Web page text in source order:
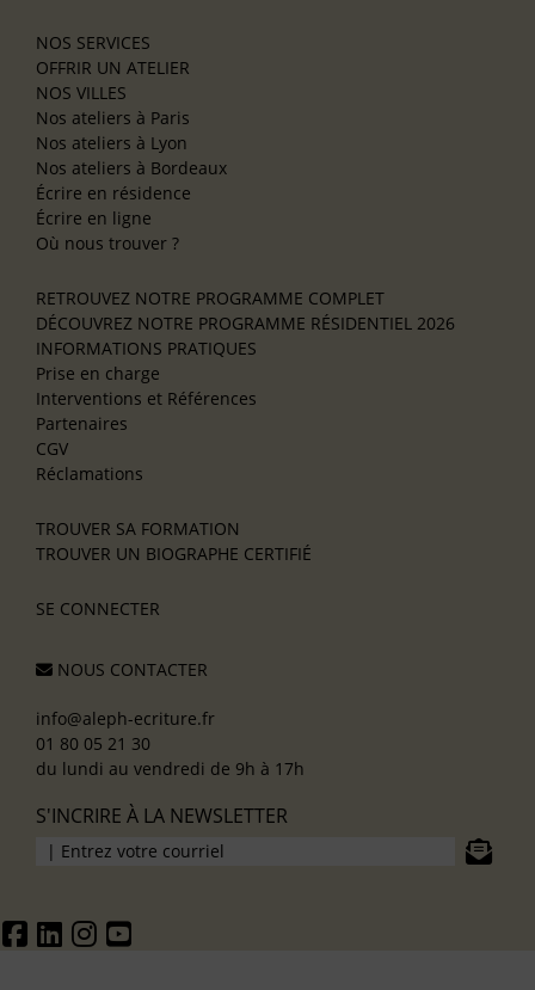
NOS SERVICES
OFFRIR UN ATELIER
NOS VILLES
Nos ateliers à Paris
Nos ateliers à Lyon
Nos ateliers à Bordeaux
Écrire en résidence
Écrire en ligne
Où nous trouver ?
RETROUVEZ NOTRE PROGRAMME COMPLET
DÉCOUVREZ NOTRE PROGRAMME RÉSIDENTIEL 2026
INFORMATIONS PRATIQUES
Prise en charge
Interventions et Références
Partenaires
CGV
Réclamations
TROUVER SA FORMATION
TROUVER UN BIOGRAPHE CERTIFIÉ
SE CONNECTER
NOUS CONTACTER
info@aleph-ecriture.fr
01 80 05 21 30
du lundi au vendredi de 9h à 17h
S'INCRIRE À LA NEWSLETTER